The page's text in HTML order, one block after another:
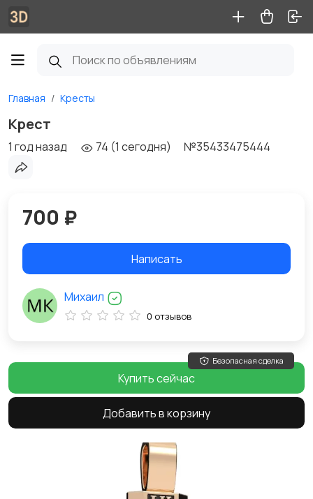
Главная Кресты
Крест
1 год назад 74 (1 сегодня) №35433475444
700 ₽
Написать
Михаил
0 отзывов
Безопасная сделка
Купить сейчас
Добавить в корзину